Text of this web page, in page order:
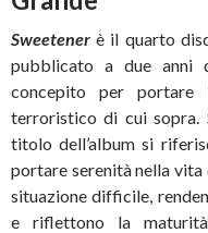
Sweetener è il quarto
pubblicato a due anni
concepito per portare
terroristico di cui sopra.
titolo dell’album si
portare serenità nella vita
situazione difficile,
e riflettono la